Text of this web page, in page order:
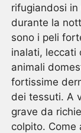
rifugiandosi
durante la
sono i peli
inalati, leccati
animali
fortissime
dei tessuti. A
grave da
colpito. Come